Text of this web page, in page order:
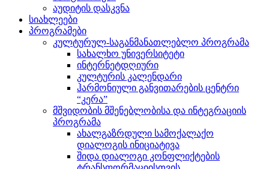
აუდიტის დასკვნა
სიახლეები
პროგრამები
კულტურულ-საგანმანათლებლო პროგრამა
სახალხო უნივერსიტეტი
ინტერნეტდღიური
კულტურის კალენდარი
ჰარმონიული განვითარების ცენტრი
“კერა”
მშვიდობის მშენებლობისა და ინტეგრაციის
პროგრამა
ახალგაზრდული სამოქალაქო
დიალოგის ინიციატივა
შიდა დიალოგი კონფლიქტების